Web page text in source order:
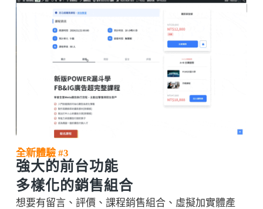
全新體驗 #3
強大的前台功能
多樣化的銷售組合
想要有留言、評價、課程銷售組合、虛擬加實體產